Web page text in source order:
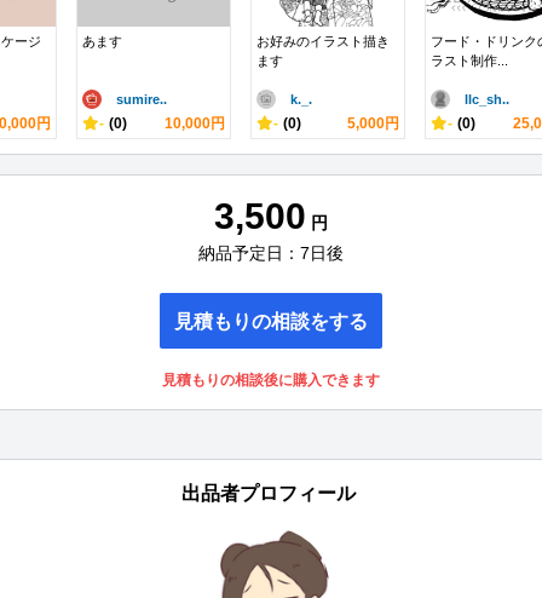
ージ
円
あます
sumire..
- (0) 10,000円
お好みのイラスト描き
ます
k._.
- (0) 5,000円
フード・ドリンク
ラスト制作...
llc_sh..
- (0)
3,500 円
納品予定日：7日後
見積もりの相談をする
見積もりの相談後に購入できます
出品者プロフィール